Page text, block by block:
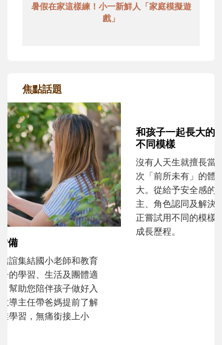
暑假在家這樣練！小一新鮮人「家庭模擬遊
戲」
焦點話題
和孩子一起長大的那個男人│讀懂父親的
不同模樣
沒有人天生就擅長當爸爸！男人總是在一次
次「前所未有」的體驗中，跟著孩子一起長
大。從給予安全感的肢體遊戲，到獨立自
主、角色認同及解決問題的能力養成。爸爸
正嘗試用不同的模樣，參與孩子每個重要的